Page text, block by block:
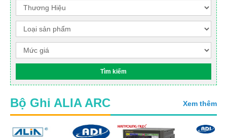
Bộ Ghi ALIA ARC Xem thêm